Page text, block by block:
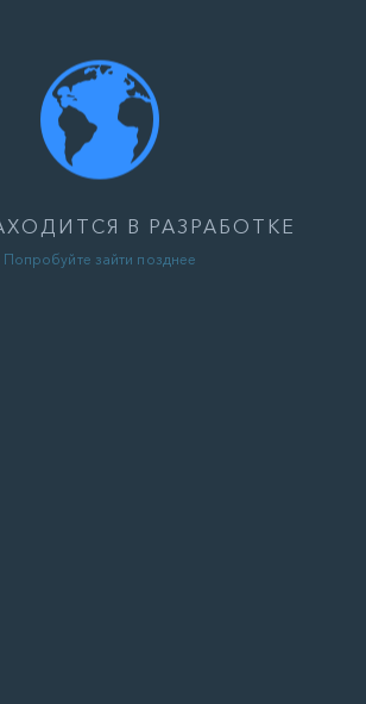
В РАЗРАБОТКЕ
Попробуйте зайти позднее